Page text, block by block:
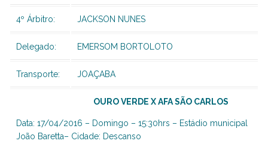
4º Árbitro: JACKSON NUNES
Delegado: EMERSOM BORTOLOTO
Transporte: JOAÇABA
OURO VERDE X AFA SÃO CARLOS
Data: 17/04/2016 – Domingo – 15:30hrs – Estádio municipal
João Baretta– Cidade: Descanso